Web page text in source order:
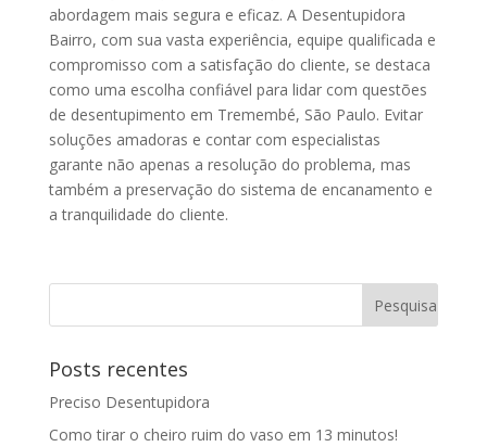
abordagem mais segura e eficaz. A Desentupidora
Bairro, com sua vasta experiência, equipe qualificada e
compromisso com a satisfação do cliente, se destaca
como uma escolha confiável para lidar com questões
de desentupimento em Tremembé, São Paulo. Evitar
soluções amadoras e contar com especialistas
garante não apenas a resolução do problema, mas
também a preservação do sistema de encanamento e
a tranquilidade do cliente.
Posts recentes
Preciso Desentupidora
Como tirar o cheiro ruim do vaso em 13 minutos!